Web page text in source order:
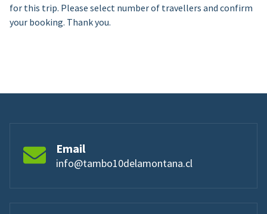
for this trip. Please select number of travellers and confirm
your booking. Thank you.
Email
info@tambo10delamontana.cl